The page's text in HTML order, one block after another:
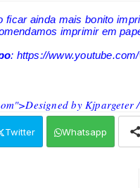
ficar ainda mais bonito
imprimir em
: https://
by Kjpargeter
Twitter Whatsapp